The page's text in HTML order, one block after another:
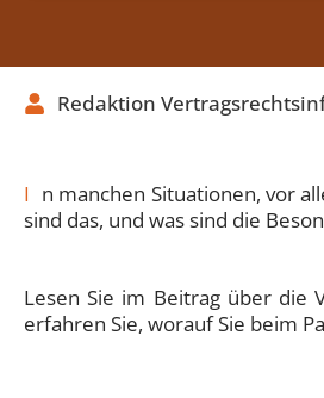
Redaktion
I n manchen Situationen, vor
sind das, und was sind die
Lesen Sie im Beitrag über die
erfahren Sie, worauf Sie beim